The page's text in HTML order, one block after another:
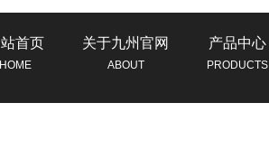
首页
HOME
关于九州官网
ABOUT
产品中心
PRODUCTS